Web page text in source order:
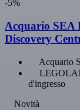
-5%
Acquario
Discovery
Acquario
d'ingresso
Novità